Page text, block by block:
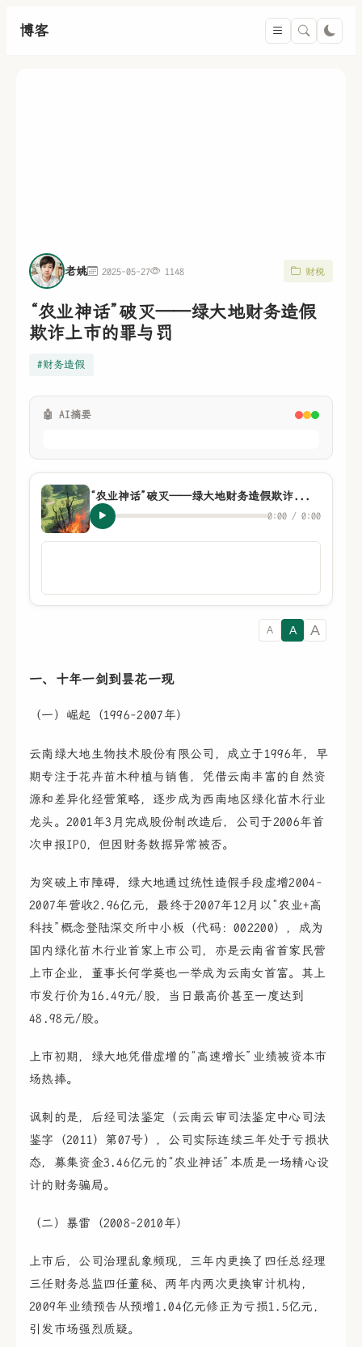
博客
老姚 2025-05-27 1148 财税
“农业神话”破灭——绿大地财务造假
欺诈上市的罪与罚
#财务造假
🤖 AI摘要
“农业神话”破灭——绿大地财务造假欺诈上市的罪与罚
0:00 / 0:00
A A A
一、十年一剑到昙花一现
（一）崛起（1996-2007年）
云南绿大地生物技术股份有限公司，成立于1996年，早
期专注于花卉苗木种植与销售，凭借云南丰富的自然资
源和差异化经营策略，逐步成为西南地区绿化苗木行业
龙头。2001年3月完成股份制改造后，公司于2006年首
次申报IPO，但因财务数据异常被否。
为突破上市障碍，绿大地通过统性造假手段虚增2004-
2007年营收2.96亿元，最终于2007年12月以“农业+高
科技”概念登陆深交所中小板（代码：002200），成为
国内绿化苗木行业首家上市公司，亦是云南省首家民营
上市企业，董事长何学葵也一举成为云南女首富。其上
市发行价为16.49元/股，当日最高价甚至一度达到
48.98元/股。
上市初期，绿大地凭借虚增的“高速增长”业绩被资本市
场热捧。
讽刺的是，后经司法鉴定（云南云审司法鉴定中心司法
鉴字（2011）第07号），公司实际连续三年处于亏损状
态，募集资金3.46亿元的“农业神话”本质是一场精心设
计的财务骗局。
（二）暴雷（2008-2010年）
上市后，公司治理乱象频现，三年内更换了四任总经理
三任财务总监四任董秘、两年内两次更换审计机构，
2009年业绩预告从预增1.04亿元修正为亏损1.5亿元，
引发市场强烈质疑。